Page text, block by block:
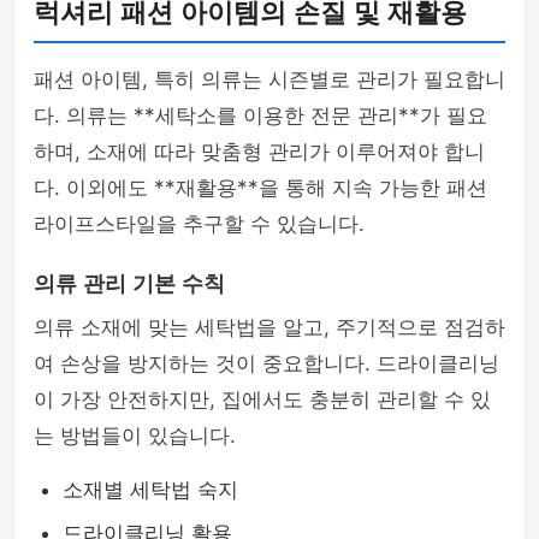
럭셔리 패션 아이템의 손질 및 재활용
패션 아이템, 특히 의류는 시즌별로 관리가 필요합니
다. 의류는 **세탁소를 이용한 전문 관리**가 필요
하며, 소재에 따라 맞춤형 관리가 이루어져야 합니
다. 이외에도 **재활용**을 통해 지속 가능한 패션
라이프스타일을 추구할 수 있습니다.
의류 관리 기본 수칙
의류 소재에 맞는 세탁법을 알고, 주기적으로 점검하
여 손상을 방지하는 것이 중요합니다. 드라이클리닝
이 가장 안전하지만, 집에서도 충분히 관리할 수 있
는 방법들이 있습니다.
소재별 세탁법 숙지
드라이클리닝 활용